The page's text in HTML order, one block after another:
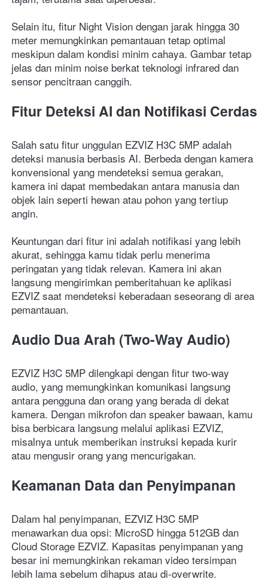
Selain itu, fitur Night Vision dengan jarak hingga 30
meter memungkinkan pemantauan tetap optimal
meskipun dalam kondisi minim cahaya. Gambar tetap
jelas dan minim noise berkat teknologi infrared dan
sensor pencitraan canggih.
Fitur Deteksi AI dan Notifikasi Cerdas
Salah satu fitur unggulan EZVIZ H3C 5MP adalah
deteksi manusia berbasis AI. Berbeda dengan kamera
konvensional yang mendeteksi semua gerakan,
kamera ini dapat membedakan antara manusia dan
objek lain seperti hewan atau pohon yang tertiup
angin.
Keuntungan dari fitur ini adalah notifikasi yang lebih
akurat, sehingga kamu tidak perlu menerima
peringatan yang tidak relevan. Kamera ini akan
langsung mengirimkan pemberitahuan ke aplikasi
EZVIZ saat mendeteksi keberadaan seseorang di area
pemantauan.
Audio Dua Arah (Two-Way Audio)
EZVIZ H3C 5MP dilengkapi dengan fitur two-way
audio, yang memungkinkan komunikasi langsung
antara pengguna dan orang yang berada di dekat
kamera. Dengan mikrofon dan speaker bawaan, kamu
bisa berbicara langsung melalui aplikasi EZVIZ,
misalnya untuk memberikan instruksi kepada kurir
atau mengusir orang yang mencurigakan.
Keamanan Data dan Penyimpanan
Dalam hal penyimpanan, EZVIZ H3C 5MP
menawarkan dua opsi: MicroSD hingga 512GB dan
Cloud Storage EZVIZ. Kapasitas penyimpanan yang
besar ini memungkinkan rekaman video tersimpan
lebih lama sebelum dihapus atau di-overwrite.